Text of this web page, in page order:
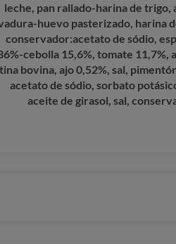
leche, pan rallado-harina de trigo,
huevo pasterizado, harina
conservador:acetato de sódio,
cebolla 15,6%, tomate 11,7%,
bovina, ajo 0,52%, sal,
acetato de sódio, sorbato
aceite de girasol, sal,